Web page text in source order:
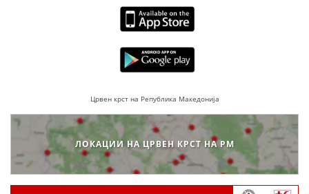
Црвен крст на Република Македонија
ЛОКАЦИИ НА ЦРВЕН КРСТ НА РМ